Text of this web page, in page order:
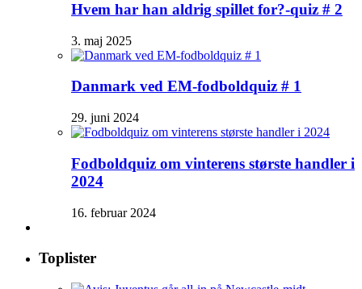
Hvem har han aldrig spillet for?-quiz # 2
3. maj 2025
Danmark ved EM-fodboldquiz # 1
29. juni 2024
Fodboldquiz om vinterens største handler i
2024
16. februar 2024
Toplister